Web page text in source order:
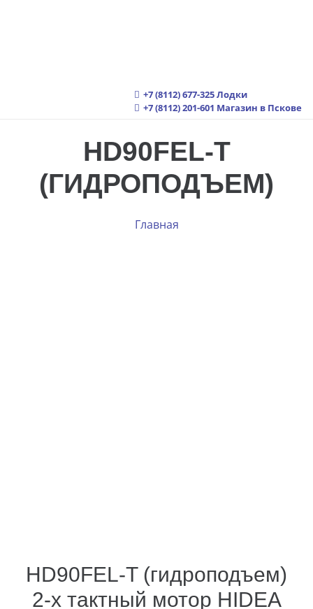
+7 (8112) 677-325Лодки
+7 (8112) 201-601 Магазин в Пскове
HD90FEL-T
(ГИДРОПОДЪЕМ)
Главная
HD90FEL-T (гидроподъем)
2-х тактный мотор HIDEA